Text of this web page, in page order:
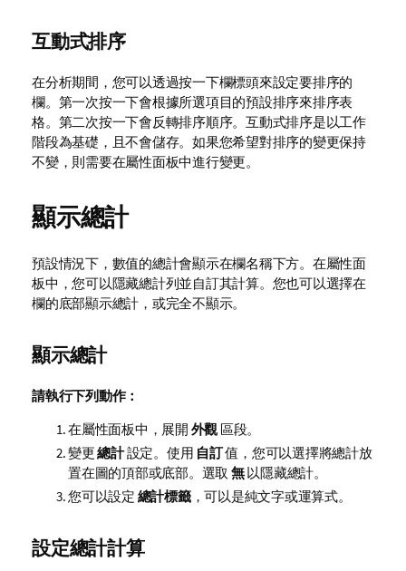
互動式排序
在分析期間，您可以透過按一下欄標頭來設定要排序的
欄。第一次按一下會根據所選項目的預設排序來排序表
格。第二次按一下會反轉排序順序。互動式排序是以工作
階段為基礎，且不會儲存。如果您希望對排序的變更保持
不變，則需要在屬性面板中進行變更。
顯示總計
預設情況下，數值的總計會顯示在欄名稱下方。在屬性面
板中，您可以隱藏總計列並自訂其計算。您也可以選擇在
欄的底部顯示總計，或完全不顯示。
顯示總計
請執行下列動作：
在屬性面板中，展開 外觀區段。
變更總計設定。使用 自訂值，您可以選擇將總計放
置在圖的頂部或底部。選取 無以隱藏總計。
您可以設定 總計標籤，可以是純文字或運算式。
設定總計計算